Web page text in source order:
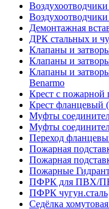
Демонтажная
ДРК стальных и
Клапаны и
Клапаны и
Клапаны и
Benarmo
Крест с
Крест фланцевый
Муфты
Муфты
Переход
Пожарная
Пожарная
Пожарные
ПФРК для ПВХ/
ПФРК чугун.сталь
Седёлка